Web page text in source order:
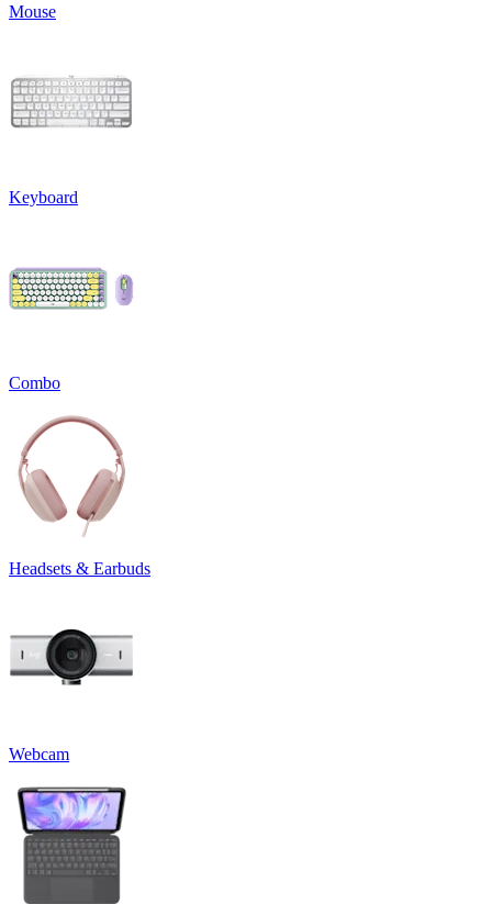
Mouse
Keyboard
Combo
Headsets & Earbuds
Webcam